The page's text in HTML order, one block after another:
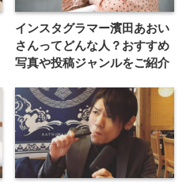
インスタグラマー濱田あおい
さんってどんな⼈？おすすめ
写真や投稿ジャンルをご紹介